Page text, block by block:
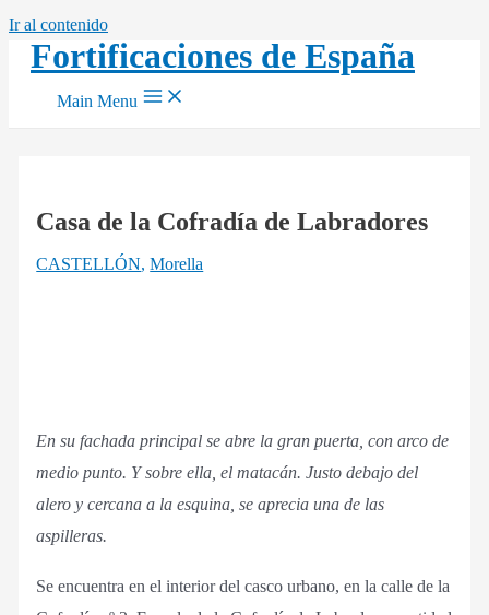
Ir al contenido
Fortificaciones de España
Main Menu
Casa de la Cofradía de Labradores
CASTELLÓN,Morella
En su fachada principal se abre la gran puerta, con arco de
medio punto. Y sobre ella, el matacán. Justo debajo del
alero y cercana a la esquina, se aprecia una de las
aspilleras.
Se encuentra en el interior del casco urbano, en la calle de la